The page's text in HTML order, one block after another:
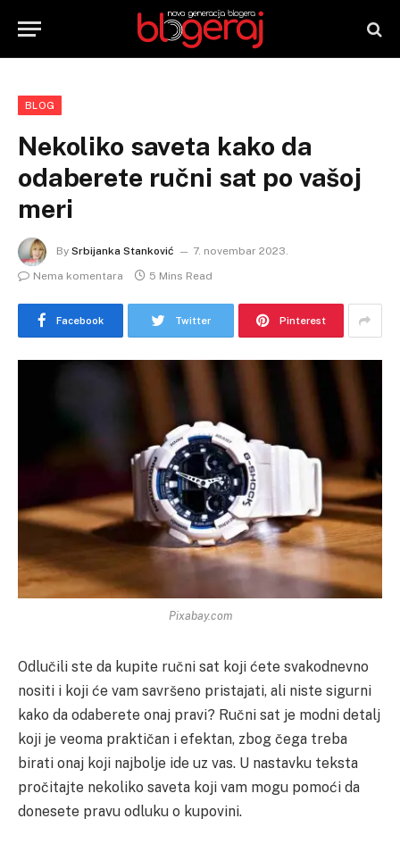
BLOG
Nekoliko saveta kako da
odaberete ručni sat po vašoj
meri
By Srbijanka Stanković
7. novembar 2023.
Nema komentara
5 Mins Read
Facebook Twitter Pinterest
Pixabay.com
Odlučili ste da kupite ručni sat koji ćete svakodnevno
nositi i koji će vam savršeno pristajati, ali niste sigurni
kako da odaberete onaj pravi? Ručni sat je modni detalj
koji je veoma praktičan i efektan, zbog čega treba
birati onaj koji najbolje ide uz vas. U nastavku teksta
pročitajte nekoliko saveta koji vam mogu pomoći da
donesete pravu odluku o kupovini.